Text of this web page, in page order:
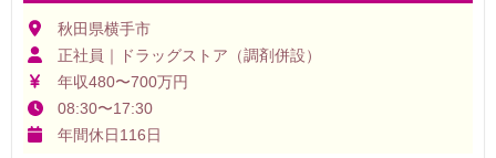
秋田県横手市
正社員｜ドラッグストア（調剤併設）
年収480〜700万円
08:30〜17:30
年間休日116日